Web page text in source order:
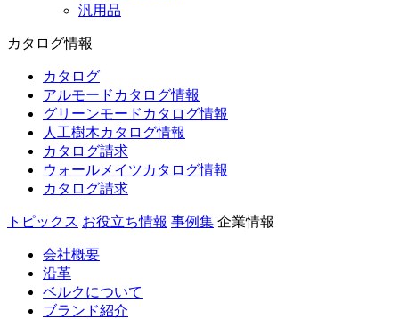
汎用品
カタログ情報
カタログ
アルモードカタログ情報
グリーンモードカタログ情報
人工樹木カタログ情報
カタログ請求
ウォールメイツカタログ情報
カタログ請求
トピックス お役立ち情報 事例集 企業情報
会社概要
沿革
ベルクについて
ブランド紹介